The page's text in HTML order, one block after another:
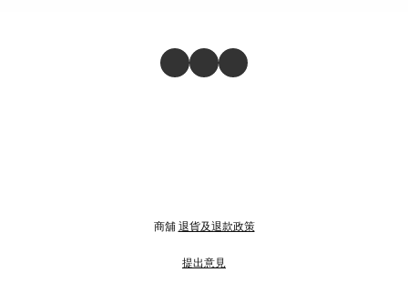
商舖 退貨及退款政策
提出意見